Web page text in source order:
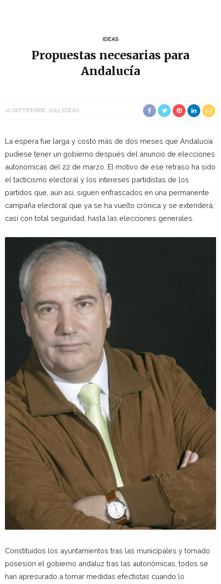
IDEAS
Propuestas necesarias para
Andalucía
10 SEPTIEMBRE, 2015 IDEAS
La espera fue larga y costó más de dos meses que Andalucía
pudiese tener un gobierno después del anuncio de elecciones
autonómicas del 22 de marzo. El motivo de ese retraso ha sido
el tacticismo electoral y los intereses partidistas de los
partidos que, aún así, siguen enfrascados en una permanente
campaña electoral que ya se ha vuelto crónica y se extenderá,
casi con total seguridad, hasta las elecciones generales.
Constituidos los ayuntamientos tras las municipales y tomado
posesión el gobierno andaluz tras las autonómicas, todos se
han apresurado a tomar medidas efectistas cuando lo